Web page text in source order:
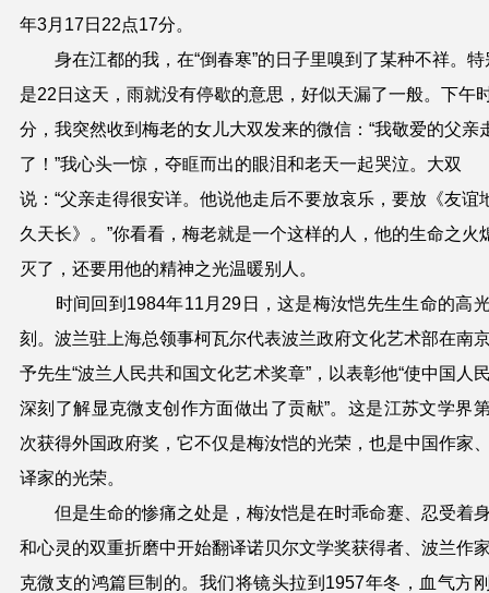
年3月17日22点17分。
身在江都的我，在“倒春寒”的日子里嗅到了某种不祥。特
是22日这天，雨就没有停歇的意思，好似天漏了一般。下午
分，我突然收到梅老的女儿大双发来的微信：“我敬爱的父亲
了！”我心头一惊，夺眶而出的眼泪和老天一起哭泣。大双
说：“父亲走得很安详。他说他走后不要放哀乐，要放《友谊
久天长》。”你看看，梅老就是一个这样的人，他的生命之火
灭了，还要用他的精神之光温暖别人。
时间回到 1984年11月29日，这是梅汝恺先生生命的高
刻。 波兰驻上海总领事柯瓦尔代表波兰政府文化艺术部在南
予先生“波兰人民共和国文化艺术奖章”，以表彰他“使中国人
深刻了解显克微支创作方面做出了贡献”。这是江苏文学界
次获得外国政府奖 ，它不仅是梅汝恺的光荣，也是中国作家
译家的光荣。
但是生命的惨痛之处是， 梅汝恺是在时乖命蹇
忍受着
和心灵的双重折磨中开始翻译诺贝尔文学奖获得者、波兰作
克微支的鸿篇巨制 的。我们将镜头拉到 1957年冬， 血气方